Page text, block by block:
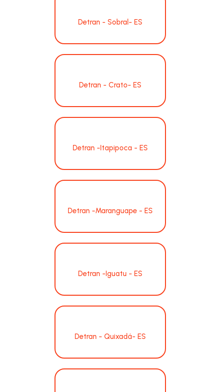
Detran - Sobral- ES
Detran - Crato- ES
Detran -Itapipoca - ES
Detran -Maranguape - ES
Detran -Iguatu - ES
Detran - Quixadá- ES